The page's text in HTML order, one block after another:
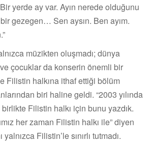
yerde ay var. Ayın nerede olduğunu
gezegen… Sen aysın. Ben ayım.
müzikten oluşmadı; dünya
çocuklar da konserin önemli bir
Filistin halkına ithaf ettiği bölüm
biri haline geldi. “2003 yılında
Filistin halkı için bunu yazdık.
her zaman Filistin halkı ile” diyen
Filistin’le sınırlı tutmadı.